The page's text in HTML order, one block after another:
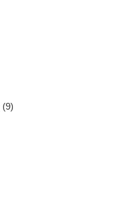
(9)